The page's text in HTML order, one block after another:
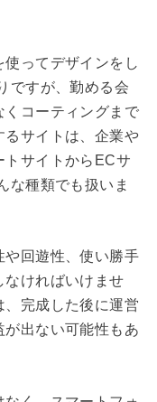
ってデザインをし
ですが、勤める会
くコーティングまで
るサイトは、企業や
トサイトからECサ
な種類でも扱いま
や回遊性、使い勝手
なければいけませ
、完成した後に運営
が出ない可能性もあ